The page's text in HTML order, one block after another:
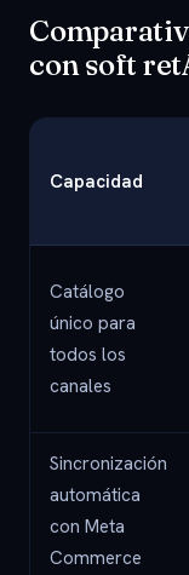
con soft
Capacidad
Catálogo
único para
todos los
canales
Sincronización
automática
con Meta
Commerce